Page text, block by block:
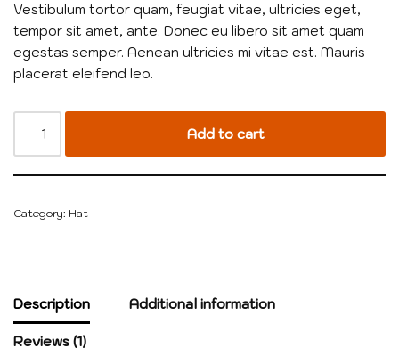
Vestibulum tortor quam, feugiat vitae, ultricies eget,
tempor sit amet, ante. Donec eu libero sit amet quam
egestas semper. Aenean ultricies mi vitae est. Mauris
placerat eleifend leo.
Add to cart
Category: Hat
Description Additional information
Reviews (1)